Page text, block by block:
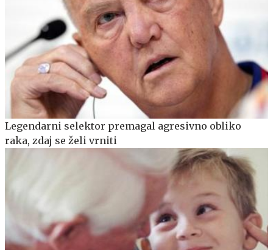
Legendarni selektor premagal agresivno obliko
raka, zdaj se želi vrniti